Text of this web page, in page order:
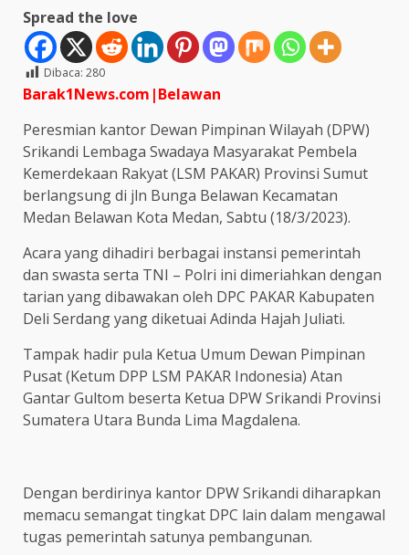
Spread the love
Dibaca: 280
Barak1News.com|Belawan
Peresmian kantor Dewan Pimpinan Wilayah (DPW)
Srikandi Lembaga Swadaya Masyarakat Pembela
Kemerdekaan Rakyat (LSM PAKAR) Provinsi Sumut
berlangsung di jln Bunga Belawan Kecamatan
Medan Belawan Kota Medan, Sabtu (18/3/2023).
Acara yang dihadiri berbagai instansi pemerintah
dan swasta serta TNI – Polri ini dimeriahkan dengan
tarian yang dibawakan oleh DPC PAKAR Kabupaten
Deli Serdang yang diketuai Adinda Hajah Juliati.
Tampak hadir pula Ketua Umum Dewan Pimpinan
Pusat (Ketum DPP LSM PAKAR Indonesia) Atan
Gantar Gultom beserta Ketua DPW Srikandi Provinsi
Sumatera Utara Bunda Lima Magdalena.
Dengan berdirinya kantor DPW Srikandi diharapkan
memacu semangat tingkat DPC lain dalam mengawal
tugas pemerintah satunya pembangunan.